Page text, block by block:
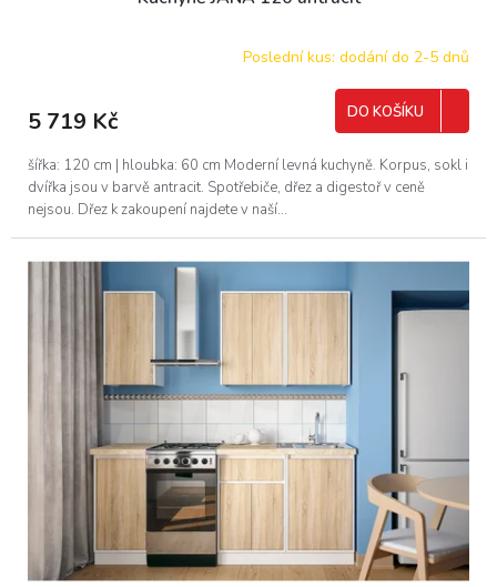
Poslední kus: dodání do 2-5 dnů
5 719 Kč DO KOŠÍKU
šířka: 120 cm | hloubka: 60 cm Moderní levná kuchyně. Korpus, sokl i
dvířka jsou v barvě antracit. Spotřebiče, dřez a digestoř v ceně
nejsou. Dřez k zakoupení najdete v naší...